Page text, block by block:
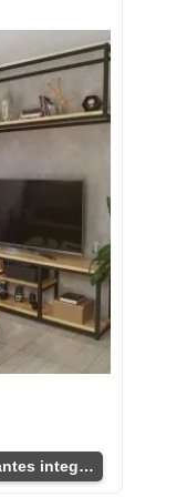
Minimalista rack TV con estantes integrados